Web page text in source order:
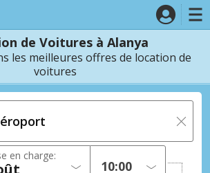
de Voitures à Alanya
les meilleures offres de location de
voitures
en charge: